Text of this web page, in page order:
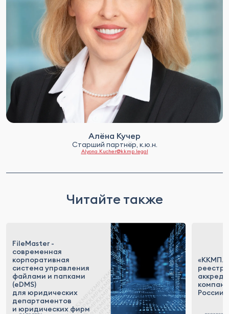
Алёна Кучер
Старший партнёр, к.ю.н.
Alyona.Kucher@kkmp.legal
Читайте также
FileMaster -
современная
корпоративная
система управления
файлами и папками
(eDMS)
для юридических
департаментов
и юридических фирм
реестр
России